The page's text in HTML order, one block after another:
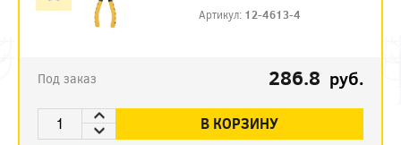
Артикул: 12-4613-4
Под заказ 286.8 руб.
В КОРЗИНУ